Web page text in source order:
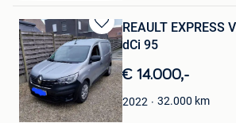
Bewaren
in
Mijn
Favorieten
REAULT EXPRESS
dCi 95
€ 14.000,-
2022 32.000 km
Ben
Hulshout